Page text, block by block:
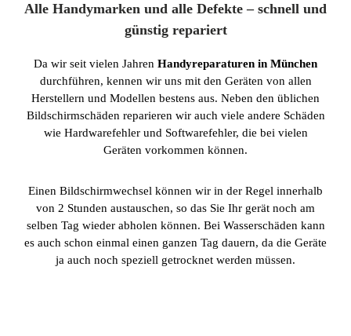
Alle Handymarken und alle Defekte – schnell und
günstig repariert
Da wir seit vielen Jahren Handyreparaturen in München
durchführen, kennen wir uns mit den Geräten von allen
Herstellern und Modellen bestens aus. Neben den üblichen
Bildschirmschäden reparieren wir auch viele andere Schäden
wie Hardwarefehler und Softwarefehler, die bei vielen
Geräten vorkommen können.
Einen Bildschirmwechsel können wir in der Regel innerhalb
von 2 Stunden austauschen, so das Sie Ihr gerät noch am
selben Tag wieder abholen können. Bei Wasserschäden kann
es auch schon einmal einen ganzen Tag dauern, da die Geräte
ja auch noch speziell getrocknet werden müssen.